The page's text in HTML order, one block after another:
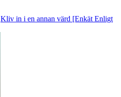
Kliv in i en annan värd [Enkät Enligt